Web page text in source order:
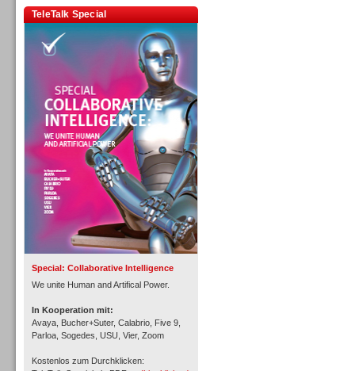
TeleTalk Special
Special: Collaborative Intelligence
We unite Human and Artifical Power.
In Kooperation mit:
Avaya, Bucher+Suter, Calabrio, Five 9,
Parloa, Sogedes, USU, Vier, Zoom
Kostenlos zum Durchklicken:
Personal
Inbound